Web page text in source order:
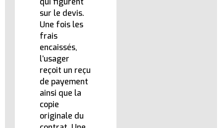
sur le devis.
Une fois les
frais
encaissés,
l’usager
reçoit un reçu
de payement
ainsi que la
copie
originale du